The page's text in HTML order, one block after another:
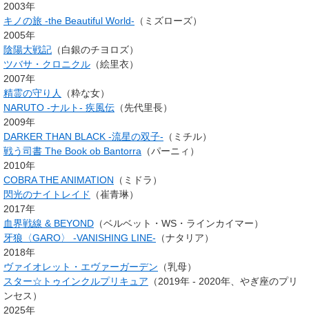
2003年
キノの旅 -the Beautiful World- （ミズローズ）
2005年
陰陽大戦記 （白銀のチヨロズ）
ツバサ・クロニクル （絵里衣）
2007年
精霊の守り人
（粋な女）
NARUTO -ナルト- 疾風伝 （先代里長）
2009年
DARKER THAN BLACK -流星の双子- （ミチル）
戦う司書 The Book ob Bantorra （パーニィ）
2010年
COBRA THE ANIMATION （ミドラ）
閃光のナイトレイド
（崔青琳）
2017年
血界戦線 & BEYOND （ベルベット・WS・ラインカイマー）
牙狼〈GARO〉 -VANISHING LINE- （ナタリア）
2018年
ヴァイオレット・エヴァーガーデン （乳母）
スター☆トゥインクルプリキュア （2019年 - 2020年、やぎ座のプリ
ンセス）
2025年